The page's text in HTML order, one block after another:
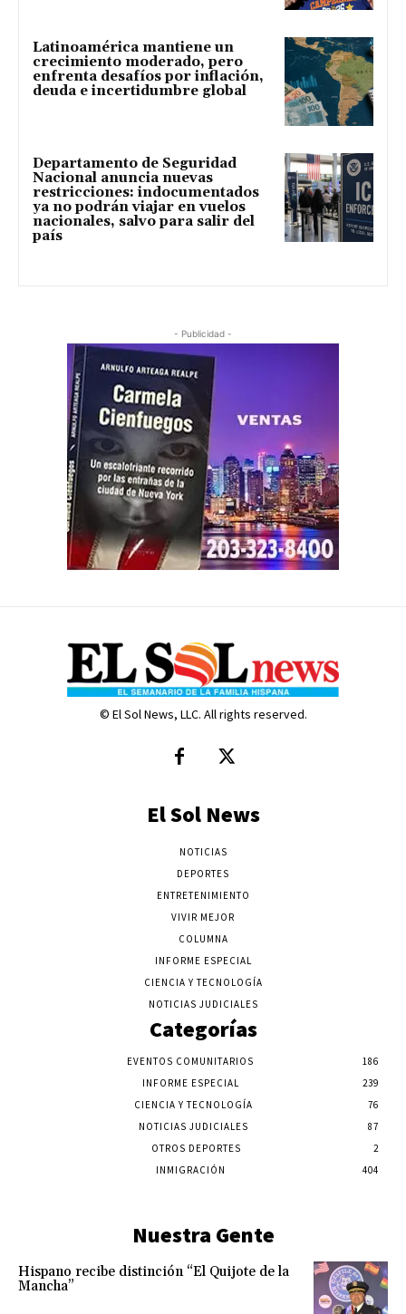
Latinoamérica mantiene un
crecimiento moderado, pero
enfrenta desafíos por inflación,
deuda e incertidumbre global
Departamento de Seguridad
Nacional anuncia nuevas
restricciones: indocumentados
ya no podrán viajar en vuelos
nacionales, salvo para salir del
país
- Publicidad -
© El Sol News, LLC. All rights reserved.
El Sol News
NOTICIAS
DEPORTES
ENTRETENIMIENTO
VIVIR MEJOR
COLUMNA
INFORME ESPECIAL
CIENCIA Y TECNOLOGÍA
NOTICIAS JUDICIALES
Categorías
EVENTOS COMUNITARIOS
186
INFORME ESPECIAL
239
CIENCIA Y TECNOLOGÍA
76
NOTICIAS JUDICIALES
87
OTROS DEPORTES
2
INMIGRACIÓN
404
Nuestra Gente
Hispano recibe distinción “El Quijote de la
Mancha”